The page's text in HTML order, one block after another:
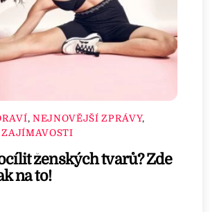
, NEJNOVĚJŠÍ ZPRÁVY,
ZAJÍMAVOSTI
ženských tvarů? Zde
na to!